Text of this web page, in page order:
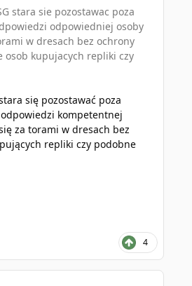
stara sie pozostawac poza
odpowiedniej osoby
w dresach bez ochrony
osob kupujacych repliki czy
się pozostawać poza
kompetentnej
za torami w dresach bez
repliki czy podobne
4